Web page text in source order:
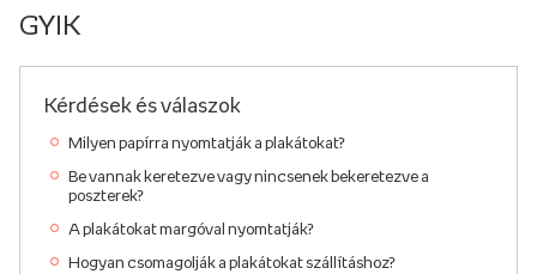
GYIK
Kérdések és válaszok
Milyen papírra nyomtatják a plakátokat?
Be vannak keretezve vagy nincsenek bekeretezve a
poszterek?
A plakátokat margóval nyomtatják?
Hogyan csomagolják a plakátokat szállításhoz?